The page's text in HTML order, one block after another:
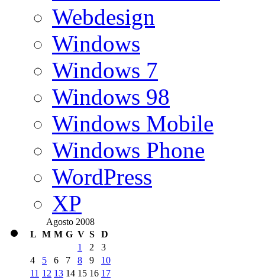
Webdesign
Windows
Windows 7
Windows 98
Windows Mobile
Windows Phone
WordPress
XP
Agosto 2008
L M M G V S
D
1
2
3
4
5 6 7 8 9
10
11 12 13 14 15 16 17